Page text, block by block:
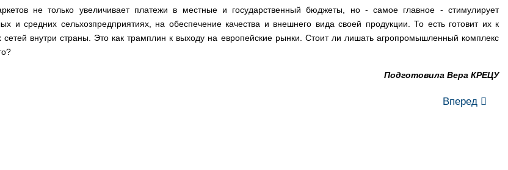
не только увеличивает платежи в местные и государственный бюджеты, но - самое главное - стимулирует
и средних сельхозпредприятиях, на обеспечение качества и внешнего вида своей продукции. То есть готовит их к
внутри страны. Это как трамплин к выходу на европейские рынки. Стоит ли лишать агропромышленный комплекс
Подготовила Вера КРЕЦУ
Вперед